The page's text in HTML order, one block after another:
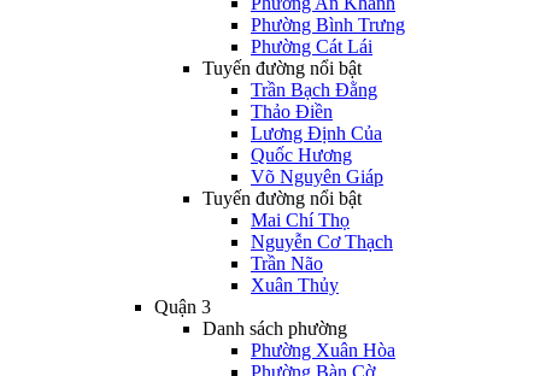
Phường Bình Trưng
Phường Cát Lái
Tuyến đường nổi bật
Trần Bạch Đằng
Thảo Điền
Lương Định Của
Quốc Hương
Võ Nguyên Giáp
Tuyến đường nổi bật
Mai Chí Thọ
Nguyễn Cơ Thạch
Trần Não
Xuân Thủy
Quận 3
Danh sách phường
Phường Xuân Hòa
Phường Bàn Cờ